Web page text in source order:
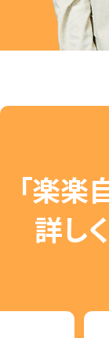
「楽楽
詳し